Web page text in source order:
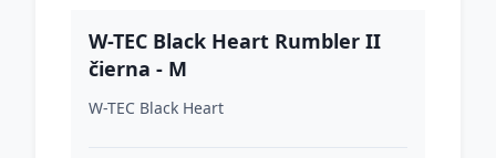
W-TEC Black Heart Rumbler II
čierna - M
W-TEC Black Heart